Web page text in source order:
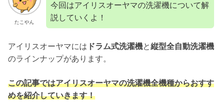
たこやん
今回はアイリスオーヤマの洗濯機について解
説していくよ！
アイリスオーヤマには ドラム式洗濯機と縦型全自動洗濯機
のラインナップがあります。
この記事ではアイリスオーヤマの洗濯機全機種からおすす
めを紹介していきます！